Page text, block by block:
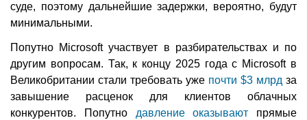
суде, поэтому дальнейшие задержки, вероятно, будут
минимальными.
Попутно Microsoft участвует в разбирательствах и по
другим вопросам. Так, к концу 2025 года с Microsoft в
Великобритании стали требовать уже почти $3 млрд за
завышение расценок для клиентов облачных
конкурентов. Попутно давление оказывают прямые